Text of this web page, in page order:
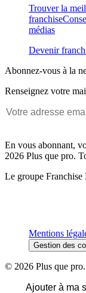
Trouver la
franchise
médias
Devenir
Abonnez-vous à la
Renseignez votre
En vous abonnant,
2026 Plus que pro.
Le groupe Franchise
Mentions
Gestion des
© 2026 Plus que
Ajouter à ma